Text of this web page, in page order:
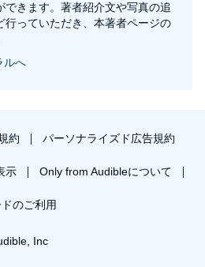
できます。著者紹介文や写真の追
行っていただき、本著者ページの
ルへ
約 パーソナライズド広告規約
示 Only from Audibleについて
のご利用
Inc